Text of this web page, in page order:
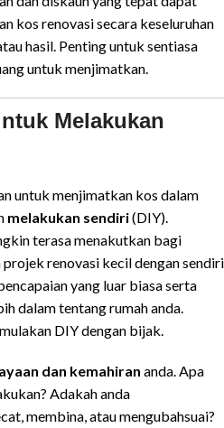
kos renovasi secara keseluruhan
hasil. Penting untuk sentiasa
untuk menjimatkan.
Melakukan
untuk menjimatkan kos dalam
melakukan sendiri(DIY).
terasa menakutkan bagi
renovasi kecil dengan sendiri
yang luar biasa serta
dalam tentang rumah anda.
DIY dengan bijak.
dan kemahiran anda. Apa
Adakah anda
membina, atau mengubahsuai?